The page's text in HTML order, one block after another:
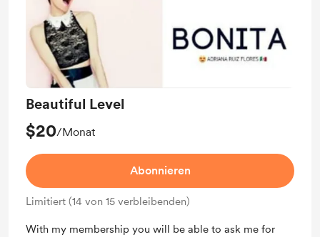
Beautiful Level
$20/Monat
Abonnieren
Limitiert (14 von 15 verbleibenden)
With my membership you will be able to ask me for